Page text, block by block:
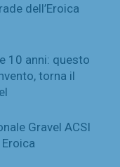
dell’Eroica
10 anni: questo
torna il
Gravel ACSI